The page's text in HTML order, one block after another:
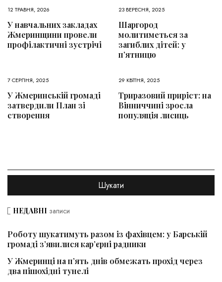
12 ТРАВНЯ, 2026
У навчальних закладах
Жмеринщини провели
профілактичні зустрічі
23 ВЕРЕСНЯ, 2025
Шаргород
молитиметься за
загиблих дітей: у
п’ятницю
7 СЕРПНЯ, 2025
У Жмеринській громаді
затвердили План зі
створення
29 КВІТНЯ, 2025
Триразовий приріст: на
Вінниччині зросла
популяція лисиць
НЕДАВНІ записи
Роботу шукатимуть разом із фахівцем: у Барській
громаді з’явилися кар’єрні радники
У Жмеринці на п’ять днів обмежать прохід через
два пішохідні тунелі